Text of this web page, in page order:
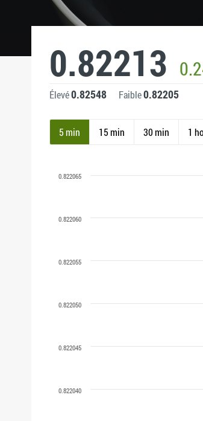
0.82213
Élevé0.82548 Faible0.82205
5 min 15 min 30 min 1